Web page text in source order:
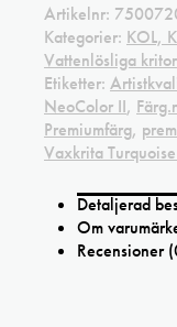
Artikelnr:
Kategorier: KOL,
Vattenlösliga kritor
Etiketter:
NeoColor II,
Premiumfärg,
Vaxkrita
Detaljerad
Om
Recensioner